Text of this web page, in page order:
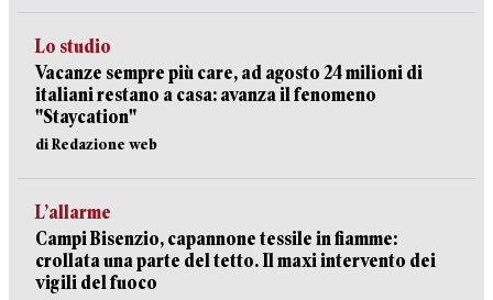
Lo studio
Vacanze sempre più care, ad agosto 24 milioni di
italiani restano a casa: avanza il fenomeno
"Staycation"
di Redazione web
L’allarme
Campi Bisenzio, capannone tessile in fiamme:
crollata una parte del tetto. Il maxi intervento dei
vigili del fuoco